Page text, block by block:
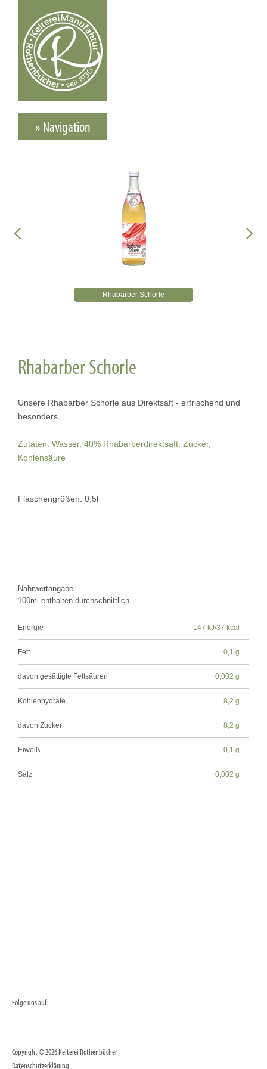
» Navigation
Rhabarber Schorle
Rhabarber Schorle
Unsere Rhabarber Schorle aus Direktsaft - erfrischend und
besonders.
Zutaten: Wasser, 40% Rhabarberdirektsaft, Zucker,
Kohlensäure
Flaschengrößen: 0,5l
Nährwertangabe
100ml enthalten durchschnittlich
Energie 147 kJ/37 kcal
Fett 0,1 g
davon gesättigte Fettsäuren 0,002 g
Kohlenhydrate 8,2 g
davon Zucker 8,2 g
Eiweiß 0,1 g
Salz 0,002 g
Folge uns auf:
Copyright © 2026 Kelterei Rothenbücher
Datenschutzerklärung